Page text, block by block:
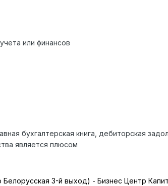
или финансов
бухгалтерская книга, дебиторская
является плюсом
3-й выход) - Бизнес Центр